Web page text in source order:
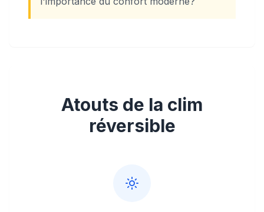
Atouts de la clim
réversible